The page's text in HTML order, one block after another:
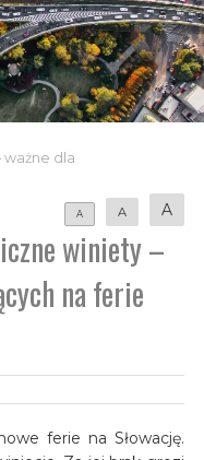
ważne dla
A A A
winiety –
na ferie
ferie na Słowację.